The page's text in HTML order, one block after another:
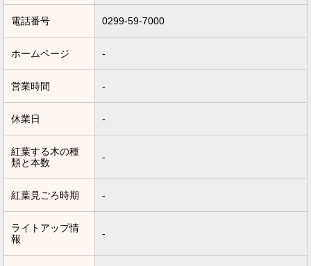
電話番号 0299-59-7000
ホームページ -
営業時間 -
休業日 -
紅葉する木の種
類と本数
-
紅葉見ごろ時期 -
ライトアップ情
報
-